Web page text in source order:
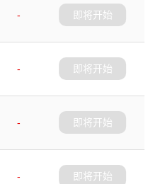
-
即将开始
-
即将开始
-
即将开始
-
即将开始